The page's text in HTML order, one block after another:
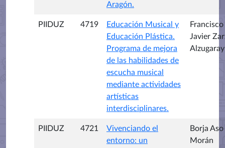
Aragón.
PIIDUZ 4719
Educación Musical y
Educación Plástica.
Programa de mejora
de las habilidades de
escucha musical
mediante actividades
artísticas
interdisciplinares.
Francisco
Javier
Alzugaray
PIIDUZ 4721
Vivenciando el
entorno: un
Borja Aso
Morán